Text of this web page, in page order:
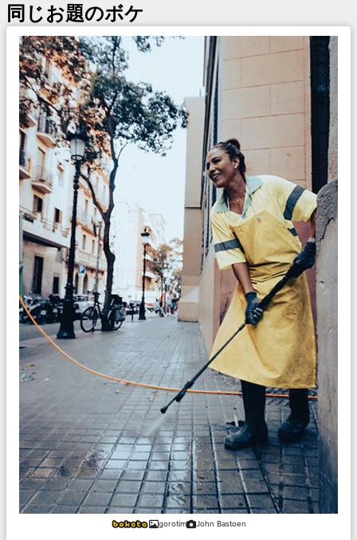
同じお題のボケ
gorotim John Bastoen